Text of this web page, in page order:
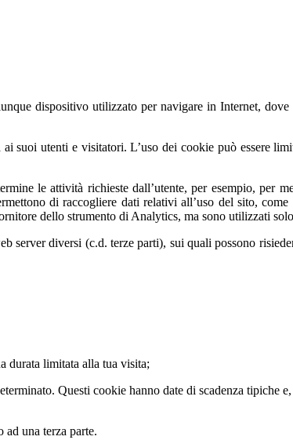
dispositivo utilizzato per navigare in Internet, dove
utenti e visitatori. L’uso dei cookie può essere
le attività richieste dall’utente, per esempio, per
di raccogliere dati relativi all’uso del sito,
dello strumento di Analytics, ma sono utilizzati
diversi (c.d. terze parti), sui quali possono
durata limitata alla tua visita;
Questi cookie hanno date di scadenza tipiche
ad una terza parte.